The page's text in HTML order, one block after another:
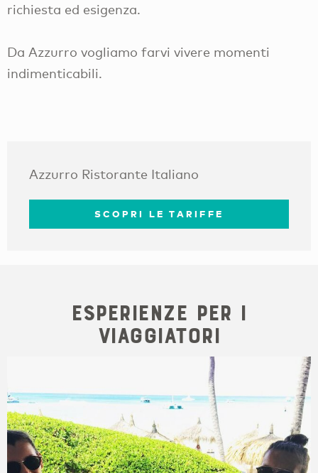
richiesta ed esigenza.
Da Azzurro vogliamo farvi vivere momenti
indimenticabili.
Azzurro Ristorante Italiano
SCOPRI LE TARIFFE
Esperienze per i
viaggiatori